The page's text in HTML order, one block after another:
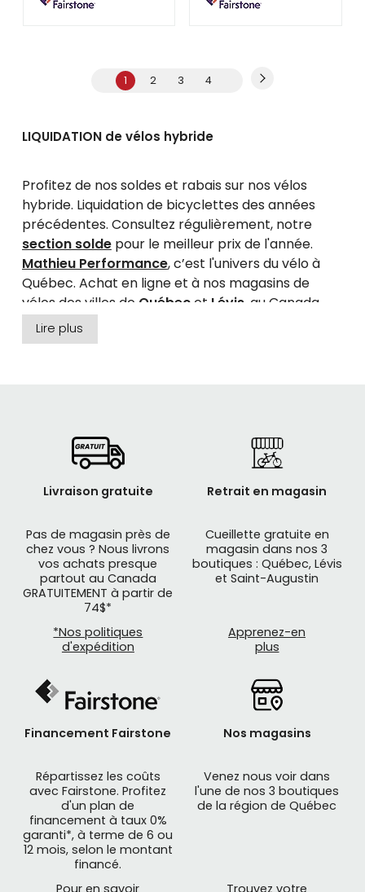
1 2 3 4
LIQUIDATION de vélos hybride
Profitez de nos soldes et rabais sur nos vélos
hybride. Liquidation de bicyclettes des années
précédentes. Consultez régulièrement, notre
section soldepour le meilleur prix de l'année.
Mathieu Performance, c’est l'univers du vélo à
Québec. Achat en ligne et à nos magasins de
vélos des villes de Québecet Lévis , au Canada.
Lire plus
Livraison gratuite
Pas de magasin près de
chez vous ? Nous livrons
vos achats presque
partout au Canada
GRATUITEMENT à partir de
74$*
*Nos politiques
d'expédition
Retrait en magasin
Cueillette gratuite en
magasin dans nos 3
boutiques : Québec, Lévis
et Saint-Augustin
Apprenez-en
plus
Financement Fairstone
Répartissez les coûts
avec Fairstone. Profitez
d'un plan de
financement à taux 0%
garanti*, à terme de 6 ou
12 mois, selon le montant
financé.
Pour en savoir
Nos magasins
Venez nous voir dans
l'une de nos 3 boutiques
de la région de Québec
Trouvez votre